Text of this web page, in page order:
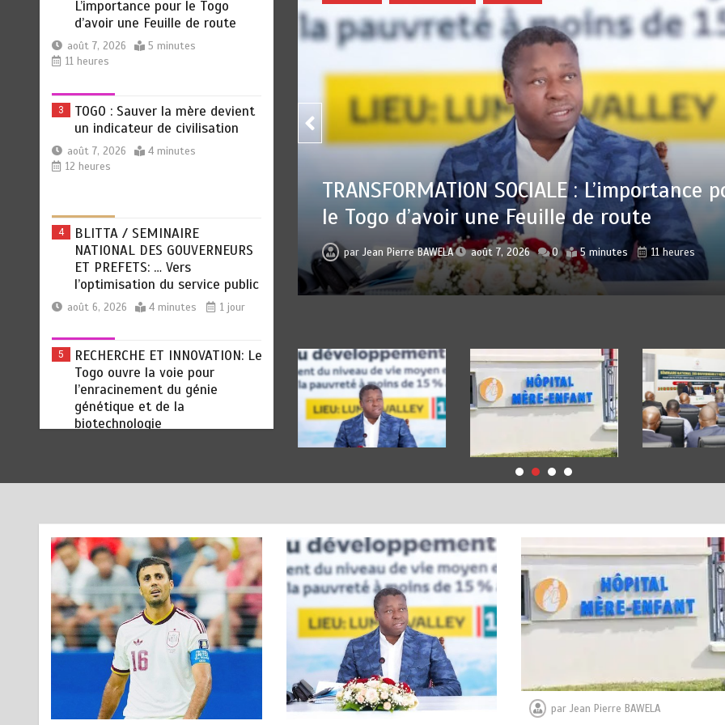
L’importance pour le Togo
d’avoir une Feuille de route
août 7, 2026
5 minutes
11 heures
3
TOGO : Sauver la mère devient
un indicateur de civilisation
août 7, 2026
4 minutes
12 heures
4
BLITTA / SEMINAIRE
NATIONAL DES GOUVERNEURS
ET PREFETS: … Vers
l’optimisation du service public
août 6, 2026 4 minutes 1 jour
5
RECHERCHE ET INNOVATION: Le
Togo ouvre la voie pour
l’enracinement du génie
génétique et de la
biotechnologie
août 6, 2026 4 minutes 2 jours
1
RODRI AU BARÇA PLUTOT
QU’AU REAL MADRID : Les
révélations chocs de Pep
Guardiola…
août 7, 2026
5 minutes
11 heures
2
Feuille de route
5 minutes 11 heures
Jean Pierre BAWELA août 7, 2026 0 4 minutes
par Jean Pierre BAWELA